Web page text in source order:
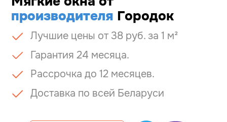
производителя Городок
Лучшие цены от 38 руб. за 1 м²
Гарантия 24 месяца.
Рассрочка до 12 месяцев.
Доставка по всей Беларуси